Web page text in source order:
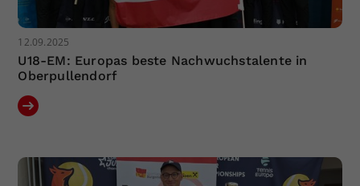
12.09.2025
U18-EM: Europas beste Nachwuchstalente in
Oberpullendorf